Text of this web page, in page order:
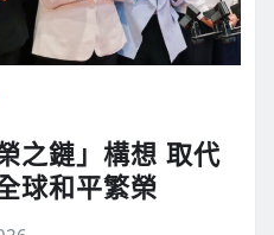
之鏈」構想 取代
球和平繁榮